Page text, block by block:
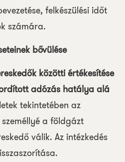
felkészülési időt
számára.
bővülése
közötti értékesítése
adózás hatálya alá
tekintetében az
a földgázt
válik. Az intézkedés